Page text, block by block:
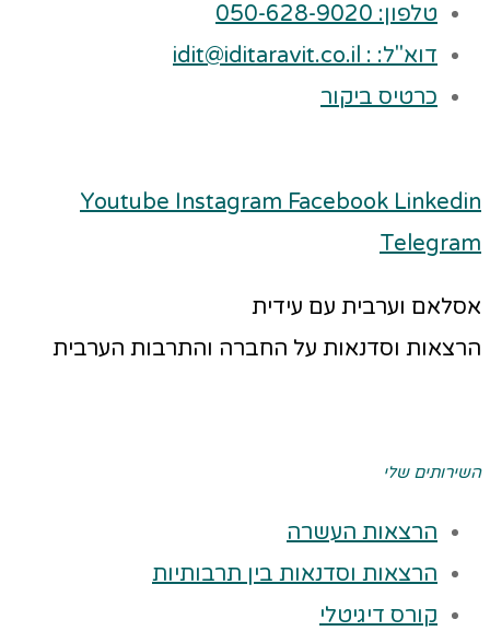
טלפון: 050-628-9020
דוא"ל: : idit@iditaravit.co.il
כרטיס ביקור
Youtube Instagram Facebook Linkedin
Telegram
אסלאם וערבית עם עידית
הרצאות וסדנאות על החברה והתרבות הערבית
השירותים שלי
הרצאות העשרה
הרצאות וסדנאות בין תרבותיות
קורס דיגיטלי